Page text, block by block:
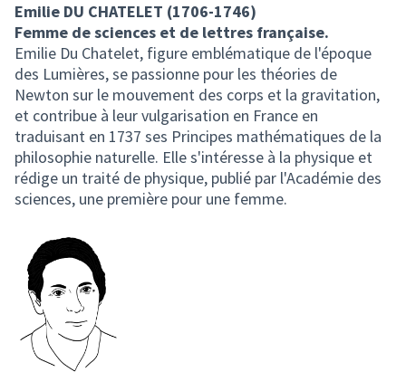
Emilie DU CHATELET (1706-1746)
Femme de sciences et de lettres française.
Emilie Du Chatelet, figure emblématique de l'époque
des Lumières, se passionne pour les théories de
Newton sur le mouvement des corps et la gravitation,
et contribue à leur vulgarisation en France en
traduisant en 1737 ses Principes mathématiques de la
philosophie naturelle. Elle s'intéresse à la physique et
rédige un traité de physique, publié par l'Académie des
sciences, une première pour une femme.